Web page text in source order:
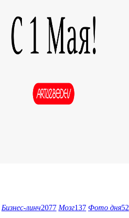
Бизнес-линч2077 Мозг137 Фото дня52